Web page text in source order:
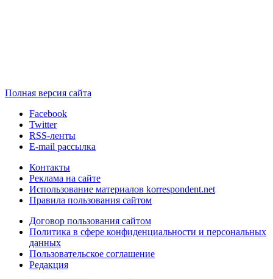
Полная версия сайта
Facebook
Twitter
RSS-ленты
E-mail рассылка
Контакты
Реклама на сайте
Использование материалов korrespondent.net
Правила пользования сайтом
Договор пользования сайтом
Политика в сфере конфиденциальности и персональных
данных
Пользовательское соглашение
Редакция